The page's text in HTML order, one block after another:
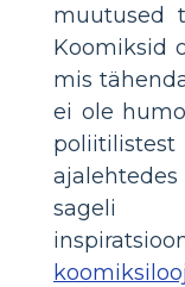
muutused
Koomiksid
mis
ei ole
sageli